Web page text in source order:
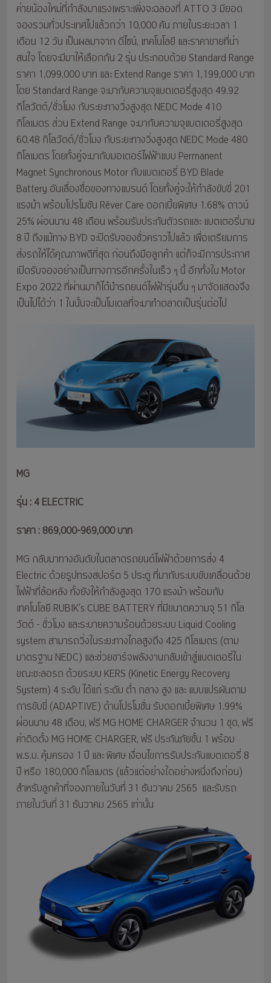
ค่ายน้องใหม่ที่กำลังมาแรงเพราะเพิ่งจะฉลองที่ ATTO 3 มียอด
จองรวมทั่วประเทศไปแล้วกว่า 10,000 คัน ภายในระยะเวลา 1
เดือน 12 วัน เป็นผลมาจาก ดีไซน์, เทคโนโลยี และราคาขายที่น่า
สนใจ โดยจะมีมาให้เลือกกัน 2 รุ่น ประกอบด้วย Standard Range
ราคา 1,099,000 บาท และ Extend Range ราคา 1,199,000 บาท
โดย Standard Range จะมากับความจุแบตเตอรี่สูงสุด 49.92
กิโลวัตต์/ชั่วโมง กับระยะทางวิ่งสูงสุด NEDC Mode 410
กิโลเมตร ส่วน Extend Range จะมากับความจุแบตเตอรี่สูงสุด
60.48 กิโลวัตต์/ชั่วโมง กับระยะทางวิ่งสูงสุด NEDC Mode 480
กิโลเมตร โดยทั้งคู่จะมากับมอเตอร์ไฟฟ้าแบบ Permanent
Magnet Synchronous Motor กับแบตเตอรี่ BYD Blade
Battery อันเลื่องชื่อของทางแบรนด์ โดยทั้งคู่จะให้กำลังขับขี่ 201
แรงม้า พร้อมโปรโมชัน Rêver Care ดอกเบี้ยพิเศษ 1.68% ดาวน์
25% ผ่อนนาน 48 เดือน พร้อมรับประกันตัวรถและ แบตเตอรี่นาน
8 ปี ถึงแม้ทาง BYD จะปิดรับจองชั่วคราวไปแล้ว เพื่อเตรียมการ
ส่งรถให้ได้คุณภาพดีที่สุด ก่อนถึงมือลูกค้า แต่ก็จะมีการประกาศ
เปิดรับจองอย่างเป็นทางการอีกครั้งในเร็ว ๆ นี้ อีกทั้งใน Motor
Expo 2022 ที่ผ่านมาก็ได้นำรถยนต์ไฟฟ้ารุ่นอื่น ๆ มาจัดแสดงจึง
เป็นไปได้ว่า 1 ในนั้นจะเป็นโมเดลที่จะมาทำตลาดเป็นรุ่นต่อไป
MG
รุ่น : 4 ELECTRIC
ราคา : 869,000-969,000 บาท
MG กลับมาทางอันดับในตลาดรถยนต์ไฟฟ้าด้วยการส่ง 4
Electric ด้วยรูปทรงสปอร์ต 5 ประตู ที่มากับระบบขับเคลื่อนด้วย
ไฟฟ้าที่ล้อหลัง ทั้งยังให้กำลังสูงสุด 170 แรงม้า พร้อมกับ
เทคโนโลยี RUBIK’s CUBE BATTERY ที่มีขนาดความจุ 51 กิโล
วัตต์ - ชั่วโมง และระบายความร้อนด้วยระบบ Liquid Cooling
system สามารถวิ่งในระยะทางไกลสูงถึง 425 กิโลเมตร (ตาม
มาตรฐาน NEDC) และช่วยชาร์จพลังงานกลับเข้าสู่แบตเตอรี่ใน
ขณะชะลอรถ ด้วยระบบ KERS (Kinetic Energy Recovery
System) 4 ระดับ ได้แก่ ระดับ ต่ำ กลาง สูง และ แบบแปรผันตาม
การขับขี่ (ADAPTIVE) ด้านโปรโมชั่น รับดอกเบี้ยพิเศษ 1.99%
ผ่อนนาน 48 เดือน, ฟรี MG HOME CHARGER จำนวน 1 ชุด, ฟรี
ค่าติดตั้ง MG HOME CHARGER, ฟรี ประกันภัยชั้น 1 พร้อม
พ.ร.บ. คุ้มครอง 1 ปี และ พิเศษ เงื่อนไขการรับประกันแบตเตอรี่ 8
ปี หรือ 180,000 กิโลเมตร (แล้วแต่อย่างใดอย่างหนึ่งถึงก่อน)
สำหรับลูกค้าที่จองภายในวันที่ 31 ธันวาคม 2565 และรับรถ
ภายในวันที่ 31 ธันวาคม 2565 เท่านั้น